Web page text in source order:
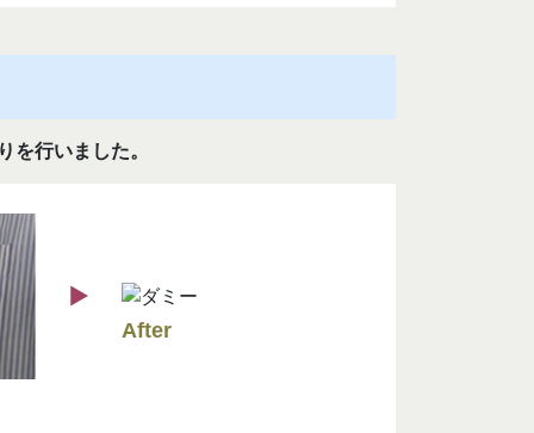
を行いました。